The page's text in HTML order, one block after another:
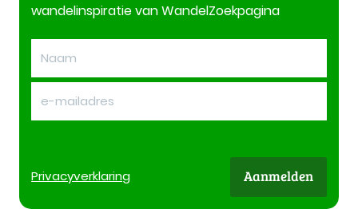
wandelinspiratie van WandelZoekpagina
Privacyverklaring Aanmelden